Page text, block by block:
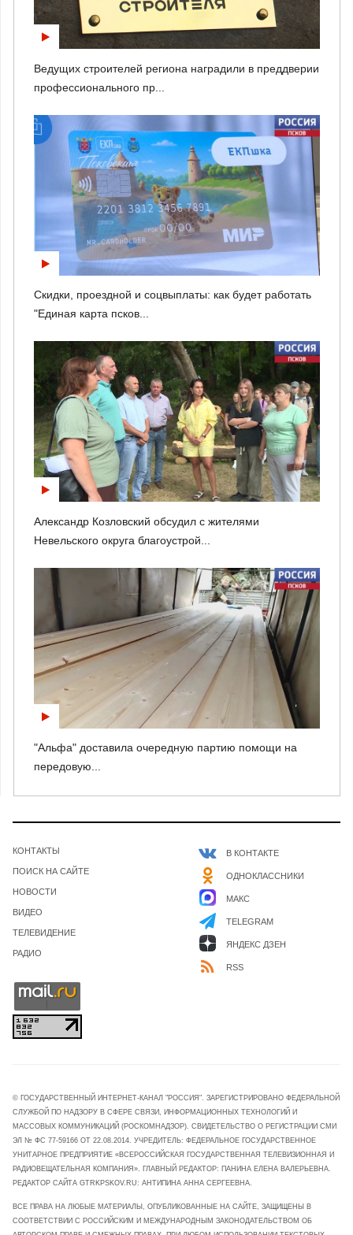
Ведущих строителей региона наградили в преддверии
профессионального пр...
Скидки, проездной и соцвыплаты: как будет работать
"Единая карта псков...
Александр Козловский обсудил с жителями
Невельского округа благоустрой...
"Альфа" доставила очередную партию помощи на
передовую...
КОНТАКТЫ
ПОИСК НА САЙТЕ
НОВОСТИ
ВИДЕО
ТЕЛЕВИДЕНИЕ
РАДИО
В КОНТАКТЕ
ОДНОКЛАССНИКИ
МАКС
TELEGRAM
ЯНДЕКС ДЗЕН
RSS
© ГОСУДАРСТВЕННЫЙ ИНТЕРНЕТ-КАНАЛ "РОССИЯ". ЗАРЕГИСТРИРОВАНО ФЕДЕРАЛЬНОЙ
СЛУЖБОЙ ПО НАДЗОРУ В СФЕРЕ СВЯЗИ, ИНФОРМАЦИОННЫХ ТЕХНОЛОГИЙ И
МАССОВЫХ КОММУНИКАЦИЙ (РОСКОМНАДЗОР). СВИДЕТЕЛЬСТВО О РЕГИСТРАЦИИ СМИ
ЭЛ № ФС 77-59166 ОТ 22.08.2014. УЧРЕДИТЕЛЬ: ФЕДЕРАЛЬНОЕ ГОСУДАРСТВЕННОЕ
УНИТАРНОЕ ПРЕДПРИЯТИЕ «ВСЕРОССИЙСКАЯ ГОСУДАРСТВЕННАЯ ТЕЛЕВИЗИОННАЯ И
РАДИОВЕЩАТЕЛЬНАЯ КОМПАНИЯ». ГЛАВНЫЙ РЕДАКТОР: ПАНИНА ЕЛЕНА ВАЛЕРЬЕВНА.
РЕДАКТОР САЙТА GTRKPSKOV.RU: АНТИПИНА АННА СЕРГЕЕВНА.
ВСЕ ПРАВА НА ЛЮБЫЕ МАТЕРИАЛЫ, ОПУБЛИКОВАННЫЕ НА САЙТЕ, ЗАЩИЩЕНЫ В
СООТВЕТСТВИИ С РОССИЙСКИМ И МЕЖДУНАРОДНЫМ ЗАКОНОДАТЕЛЬСТВОМ ОБ